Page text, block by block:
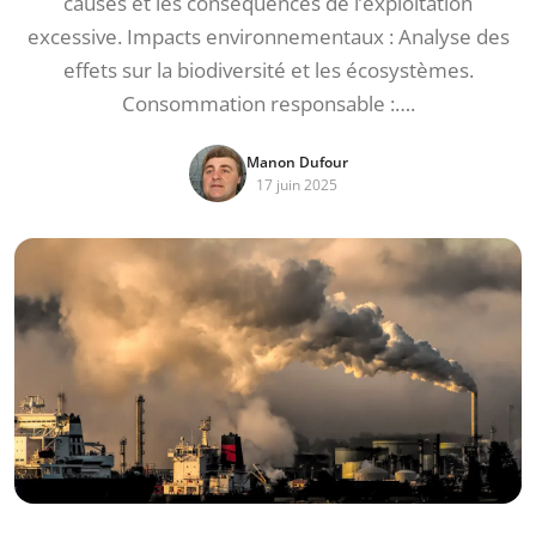
excessive. Impacts environnementaux : Analyse des
effets sur la biodiversité et les écosystèmes.
Consommation responsable :….
Manon Dufour
17 juin 2025